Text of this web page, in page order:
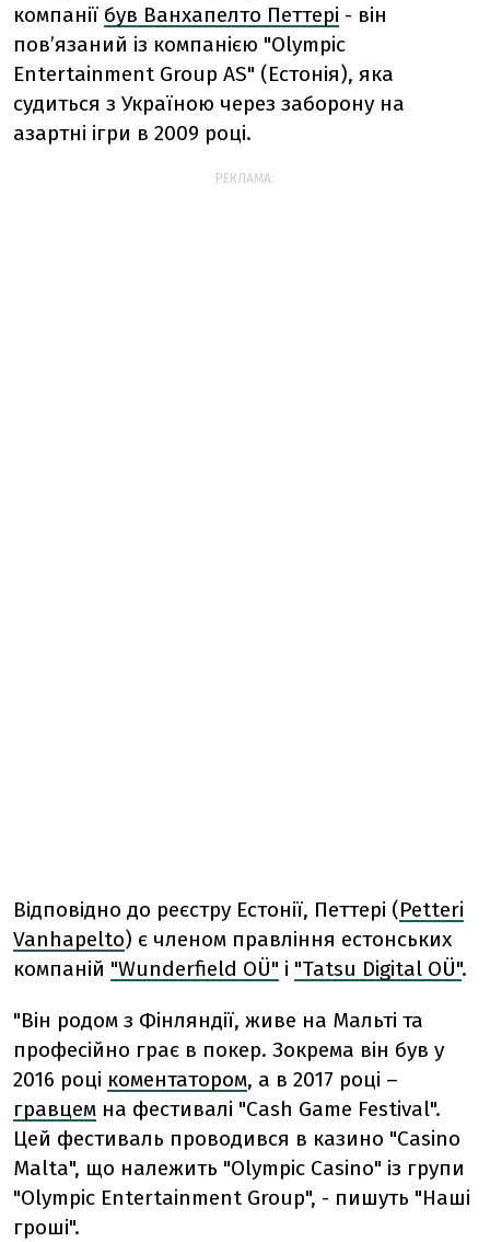
компанії був Ванхапелто Петтері - він
пов’язаний із компанією "Olympic
Entertainment Group AS" (Естонія), яка
судиться з Україною через заборону на
азартні ігри в 2009 році.
РЕКЛАМА:
Відповідно до реєстру Естонії, Петтері (Petteri
Vanhapelto) є членом правління естонських
компаній "Wunderfield OÜ" і "Tatsu Digital OÜ".
"Він родом з Фінляндії, живе на Мальті та
професійно грає в покер. Зокрема він був у
2016 році коментатором, а в 2017 році –
гравцем на фестивалі "Cash Game Festival".
Цей фестиваль проводився в казино "Casino
Malta", що належить "Olympic Casino" із групи
"Olympic Entertainment Group", - пишуть "Наші
гроші".